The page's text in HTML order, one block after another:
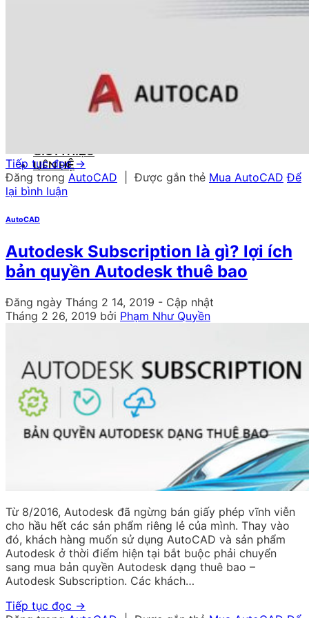
Mastercam
AutoCAD
PTC Creo
Photoshop
Acrobat
GIỚI THIỆU
LIÊN HỆ
Tiếp tục đọc →
Đăng trong AutoCAD Được gắn thẻ Mua AutoCAD Để
lại bình luận
AutoCAD
Autodesk Subscription là gì? lợi ích
bản quyền Autodesk thuê bao
Đăng ngày Tháng 2 14, 2019 - Cập nhật
Tháng 2 26, 2019 bởi Phạm Như Quyền
Từ 8/2016, Autodesk đã ngừng bán giấy phép vĩnh viễn
cho hầu hết các sản phẩm riêng lẻ của mình. Thay vào
đó, khách hàng muốn sử dụng AutoCAD và sản phẩm
Autodesk ở thời điểm hiện tại bắt buộc phải chuyển
sang mua bản quyền Autodesk dạng thuê bao –
Autodesk Subscription. Các khách…
Tiếp tục đọc →